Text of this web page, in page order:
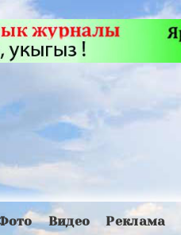
Видео Реклама